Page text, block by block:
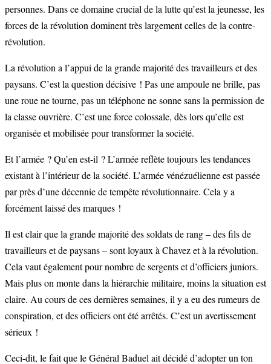
personnes. Dans ce domaine crucial de la lutte qu’est la jeunesse, les
forces de la révolution dominent très largement celles de la contre-
révolution.
La révolution a l’appui de la grande majorité des travailleurs et des
paysans. C’est la question décisive ! Pas une ampoule ne brille, pas
une roue ne tourne, pas un téléphone ne sonne sans la permission de
la classe ouvrière. C’est une force colossale, dès lors qu’elle est
organisée et mobilisée pour transformer la société.
Et l’armée ? Qu’en est-il ? L’armée reflète toujours les tendances
existant à l’intérieur de la société. L’armée vénézuélienne est passée
par près d’une décennie de tempête révolutionnaire. Cela y a
forcément laissé des marques !
Il est clair que la grande majorité des soldats de rang – des fils de
travailleurs et de paysans – sont loyaux à Chavez et à la révolution.
Cela vaut également pour nombre de sergents et d’officiers juniors.
Mais plus on monte dans la hiérarchie militaire, moins la situation est
claire. Au cours de ces dernières semaines, il y a eu des rumeurs de
conspiration, et des officiers ont été arrêtés. C’est un avertissement
sérieux !
Ceci-dit, le fait que le Général Baduel ait décidé d’adopter un ton